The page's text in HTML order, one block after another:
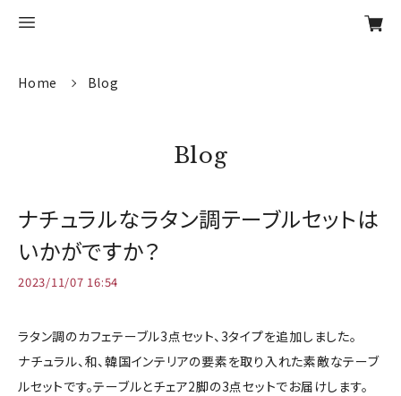
Home Blog
Blog
ナチュラルなラタン調テーブルセットは
いかがですか？
2023/11/07 16:54
ラタン調のカフェテーブル3点セット、3タイプを追加しました。
ナチュラル、和、韓国インテリアの要素を取り入れた素敵なテーブ
ルセットです。テーブルとチェア2脚の3点セットでお届けします。